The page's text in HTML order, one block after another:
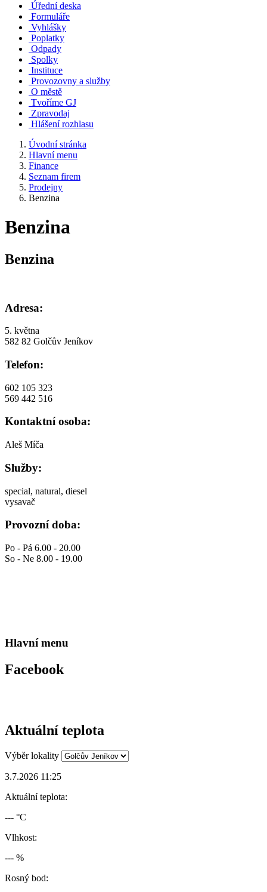
Úřední deska
Formuláře
Vyhlášky
Poplatky
Odpady
Spolky
Instituce
Provozovny a služby
O městě
Tvoříme GJ
Zpravodaj
Hlášení rozhlasu
Úvodní stránka
Hlavní menu
Finance
Seznam firem
Prodejny
Benzina
Benzina
Benzina
Adresa:
5. května
582 82 Golčův Jeníkov
Telefon:
602 105 323
569 442 516
Kontaktní osoba:
Aleš Míča
Služby:
special, natural, diesel
vysavač
Provozní doba:
Po - Pá 6.00 - 20.00
So - Ne 8.00 - 19.00
Hlavní menu
Facebook
Aktuální teplota
Výběr lokality
3.7.2026 11:25
Aktuální teplota:
--- °C
Vlhkost:
--- %
Rosný bod: